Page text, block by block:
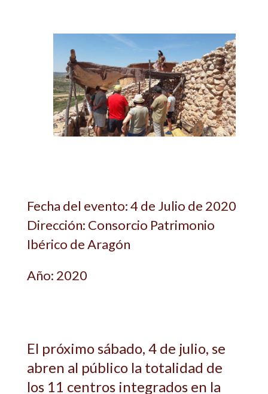
Fecha del evento: 4 de Julio de 2020
Dirección: Consorcio Patrimonio
Ibérico de Aragón
Año: 2020
El próximo sábado, 4 de julio, se
abren al público la totalidad de
los 11 centros integrados en la